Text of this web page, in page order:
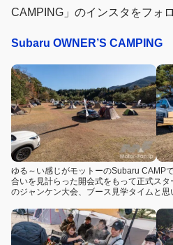
CAMPING」のインスタをフォ
Subaru OWNER’S CAMPING
ゆる～い感じがモットーのSubaru CAMP
合いを見計らった開会式をもって正式ス
のジャンケン大会、ブース見学タイムと